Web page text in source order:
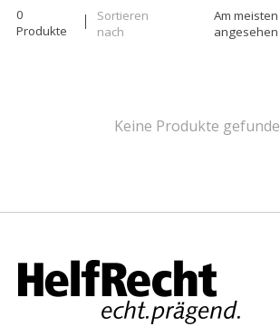
0
Produkte
Sortieren
nach
Am meisten
angesehen
Keine Produkte